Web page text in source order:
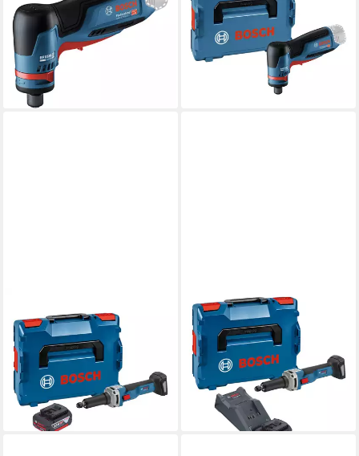
12V-50 S, max. 15000 U/min,
Ohne Akku - im Karton
193,70 €
lieferbar - in 2-3 Werktagen bei dir
12V-50 S, max. 15000 U/min,
Ohne Akku - in L-BOXX 102
241,98 € UVP297,50 €
lieferbar in 6 Wochen
Akku-Geradschleifer GGS
18V-23 LC Professional Akku
Geradschleifer 18 V
Brushless + 1x
345,75 €
lieferbar - in 2-3 Werktagen bei dir
BOSCH PROFESSIONAL
Akku-Geradschleifer GGS
18V-23 LC Professional Akku
Geradschleifer 18 V
Brushless + 1x
386,71 €
lieferbar - in 2-3 Werktagen bei dir